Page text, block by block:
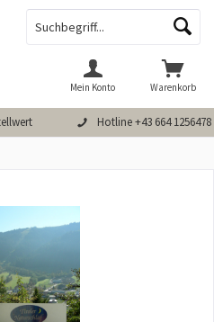
Hotline +43 664 1256478
Warenkorb
Mein Konto